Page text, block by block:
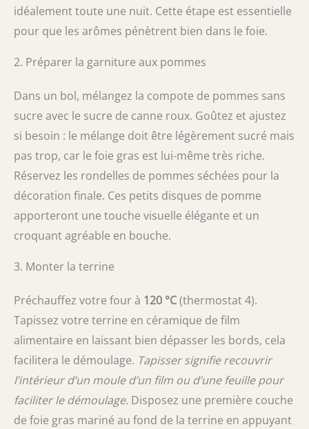
idéalement toute une nuit. Cette étape est essentielle
pour que les arômes pénètrent bien dans le foie.
2. Préparer la garniture aux pommes
Dans un bol, mélangez la compote de pommes sans
sucre avec le sucre de canne roux. Goûtez et ajustez
si besoin : le mélange doit être légèrement sucré mais
pas trop, car le foie gras est lui-même très riche.
Réservez les rondelles de pommes séchées pour la
décoration finale. Ces petits disques de pomme
apporteront une touche visuelle élégante et un
croquant agréable en bouche.
3. Monter la terrine
Préchauffez votre four à 120 °C(thermostat 4).
Tapissez votre terrine en céramique de film
alimentaire en laissant bien dépasser les bords, cela
facilitera le démoulage. Tapisser signifie recouvrir
l’intérieur d’un moule d’un film ou d’une feuille pour
faciliter le démoulage. Disposez une première couche
de foie gras mariné au fond de la terrine en appuyant